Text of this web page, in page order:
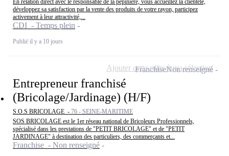
développez sa satisfaction par la vente des produits de votre rayon, participez
activement à leur attractivité,...
CDI - Temps plein
Publié il y a 10 jours
Entrepreneur franchisé
(Bricolage/Jardinage) (H/F)
S.O.S BRICOLAGE - 76 - SEINE-MARITIME
SOS BRICOLAGE est le 1er réseau national de Bricoleurs Professionnels,
spécialisé dans les prestations de "PETIT BRICOLAGE" et de "PETIT
JARDINAGE" à destination des particuliers, des commerçants et...
Franchise - Non renseigné
FranchiseNon renseigné
Ajouter cette offre à ma sélection